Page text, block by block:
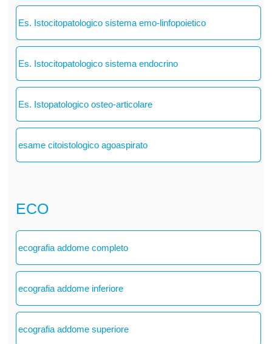
Es. Istocitopatologico sistema emo-linfopoietico
Es. Istocitopatologico sistema endocrino
Es. Istopatologico osteo-articolare
esame citoistologico agoaspirato
ECO
ecografia addome completo
ecografia addome inferiore
ecografia addome superiore